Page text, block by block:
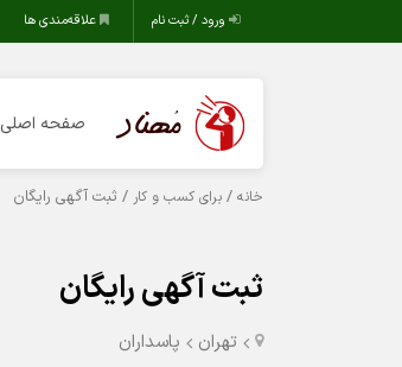
ورود / ثبت نام علاقه‌مندی ها
صفحه اصلی
خانه / برای کسب و کار / ثبت آگهی رایگان
ثبت آگهی رایگان
تهران پاسداران